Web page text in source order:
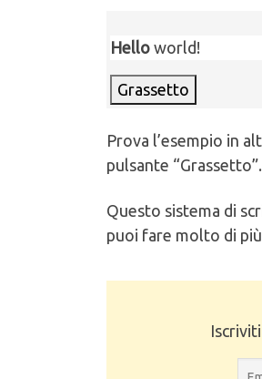
Hello world!
Grassetto
Prova l’esempio in
pulsante “Grassetto”.
Questo sistema di
puoi fare molto di